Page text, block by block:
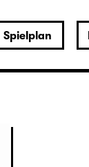
Spielplan